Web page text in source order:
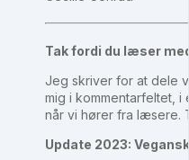
Tak fordi du læser
Jeg skriver for at dele
mig i kommentarfeltet,
når vi hører fra læsere.
Update 2023: